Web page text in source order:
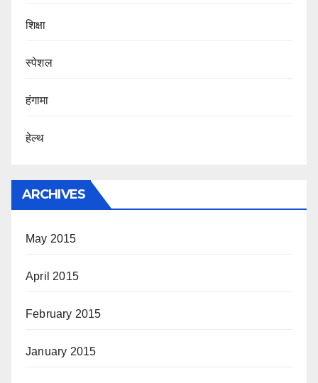
शिक्षा
स्पेशल
हंगामा
हेल्थ
ARCHIVES
May 2015
April 2015
February 2015
January 2015